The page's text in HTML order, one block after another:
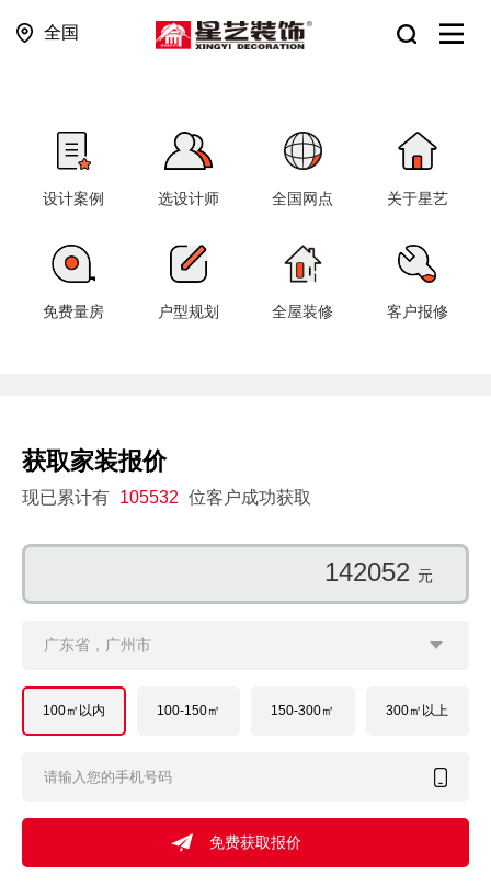
全国
设计案例 选设计师 全国网点 关于星艺
免费量房 户型规划 全屋装修 客户报修
获取家装报价
现已累计有 105532 位客户成功获取
106877 元
广东省，广州市
100㎡以内 100-150㎡ 150-300㎡ 300㎡以上